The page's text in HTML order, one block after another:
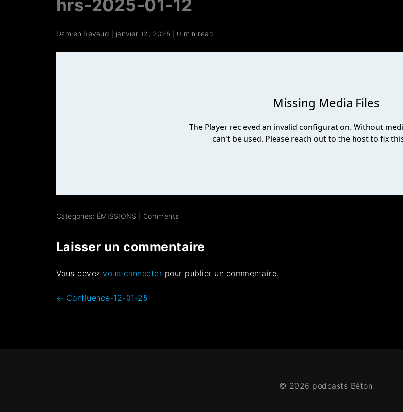
hrs-2025-01-12
Damien Revaud janvier 12, 2025 0 min read
Categories: ÉMISSIONS Comments
Laisser un commentaire
Vous devezvous connecter pour publier un commentaire.
← Confluence-12-01-25
© 2026 podcasts Béton